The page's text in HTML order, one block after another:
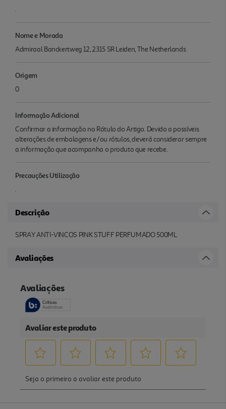
.
Nome e Morada
Admiraal Banckertweg 12, 2315 SR Leiden, The Netherlands
Origem
0
Informação Adicional
Confirmar a informação no Rótulo do Artigo. Devido a possíveis
alterações de embalagens e/ou rótulos, deverá considerar sempre
a informação que acompanha o produto que recebe.
Precauções Utilização
.
Descrição
SPRAY ANTI-VINCOS PINK STUFF PERFUMADO 500ML
Avaliações